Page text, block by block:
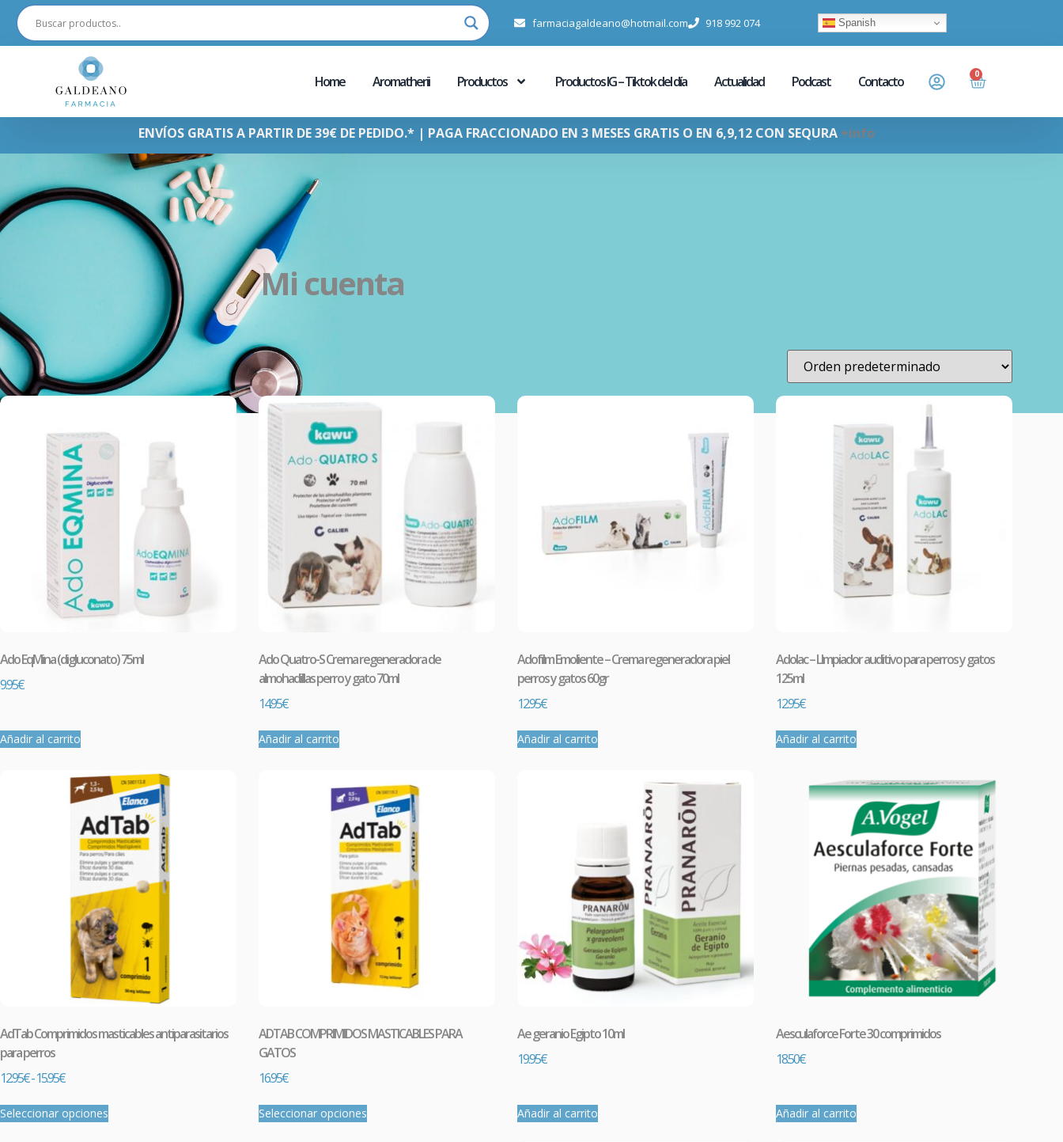
farmaciagaldeano@hotmail.com 918 992 074 Spanish
Home Aromatherii Productos Productos IG – Tiktok del día Actualidad Podcast Contacto 0
ENVÍOS GRATIS A PARTIR DE 39€ DE PEDIDO.* | PAGA FRACCIONADO EN 3 MESES GRATIS O EN 6,9,12 CON SEQURA +info
Mi cuenta
Ado EqMina (digluconato) 75ml
9.95€
Añadir al carrito
Ado Quatro-S Crema regeneradora de
almohadillas perro y gato 70ml
14.95€
Añadir al carrito
Adofilm Emoliente – Crema regeneradora piel
perros y gatos 60gr
12.95€
Añadir al carrito
Adolac – LImpiador auditivo para perros y gatos
125ml
12.95€
Añadir al carrito
AdTab Comprimidos masticables antiparasitarios
para perros
12.95€-15.95€
Seleccionar opciones
ADTAB COMPRIMIDOS MASTICABLES PARA
GATOS
16.95€
Seleccionar opciones
Ae geranio Egipto 10ml
19.95€
Añadir al carrito
Aesculaforce Forte 30 comprimidos
18.50€
Añadir al carrito